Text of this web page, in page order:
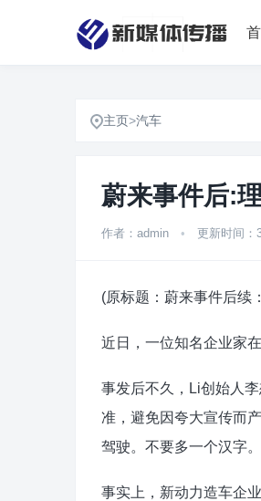
主页>汽车
蔚来事件后:
作者：admin • 更新时间：
(原标题：蔚来事件后续
近日，一位知名企业家
事发后不久，Li创始人
准，避免因夸大宣传而
驾驶。不要多一个汉字
事实上，新动力造车企